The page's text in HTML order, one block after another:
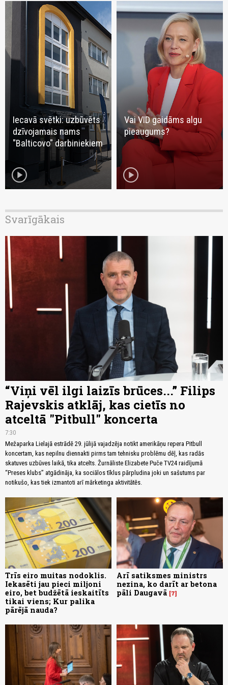
Iecavā svētki: uzbūvēts
dzīvojamais nams
"Balticovo" darbiniekiem
play_circle
Vai VID gaidāms algu
pieaugums?
play_circle
Svarīgākais
“Viņi vēl ilgi laizīs brūces...” Filips
Rajevskis atklāj, kas cietīs no
atceltā "Pitbull" koncerta
7:30
Mežaparka Lielajā estrādē 29. jūlijā vajadzēja notikt amerikāņu repera Pitbull
koncertam, kas nepilnu diennakti pirms tam tehnisku problēmu dēļ, kas radās
skatuves uzbūves laikā, tika atcelts. Žurnāliste Elizabete Puče TV24 raidījumā
“Preses klubs” atgādināja, ka sociālos tīklus pārpludina joki un sašutums par
notikušo, kas tiek izmantoti arī mārketinga aktivitātēs.
Trīs eiro muitas nodoklis.
Iekasēti jau pieci miljoni
eiro, bet budžētā ieskaitīts
tikai viens; Kur palika
pārējā nauda?
Arī satiksmes ministrs
nezina, ko darīt ar betona
pāli Daugavā 7